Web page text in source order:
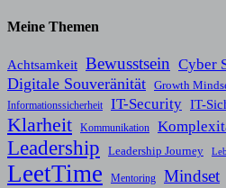
Meine Themen
Achtsamkeit Bewusstsein Cyber
Digitale Souveränität Growth
Informationssicherheit IT-Security IT-
Klarheit Kommunikation
Leadership Leadership Journey
LeetTime Mentoring Mindset